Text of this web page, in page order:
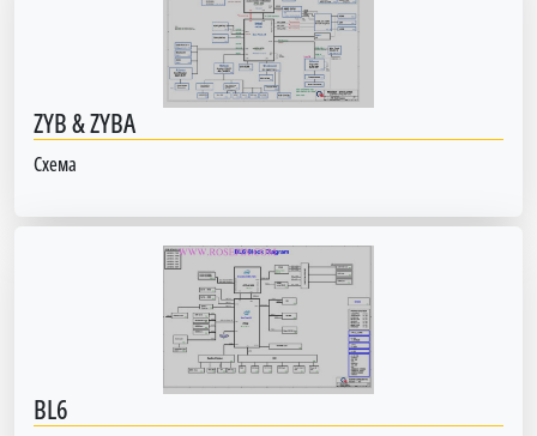
ZYB & ZYBA
Схема
BL6